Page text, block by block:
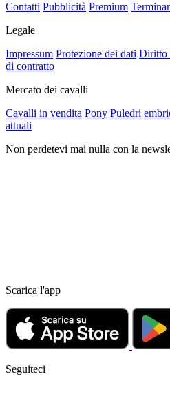
Contatti Pubblicità Premium
Legale
Impressum Protezione dei dati Diritto
di contratto
Mercato dei cavalli
Cavalli in vendita Pony Puledri
attuali
Non perdetevi mai nulla con la
Scarica l'app
Seguiteci